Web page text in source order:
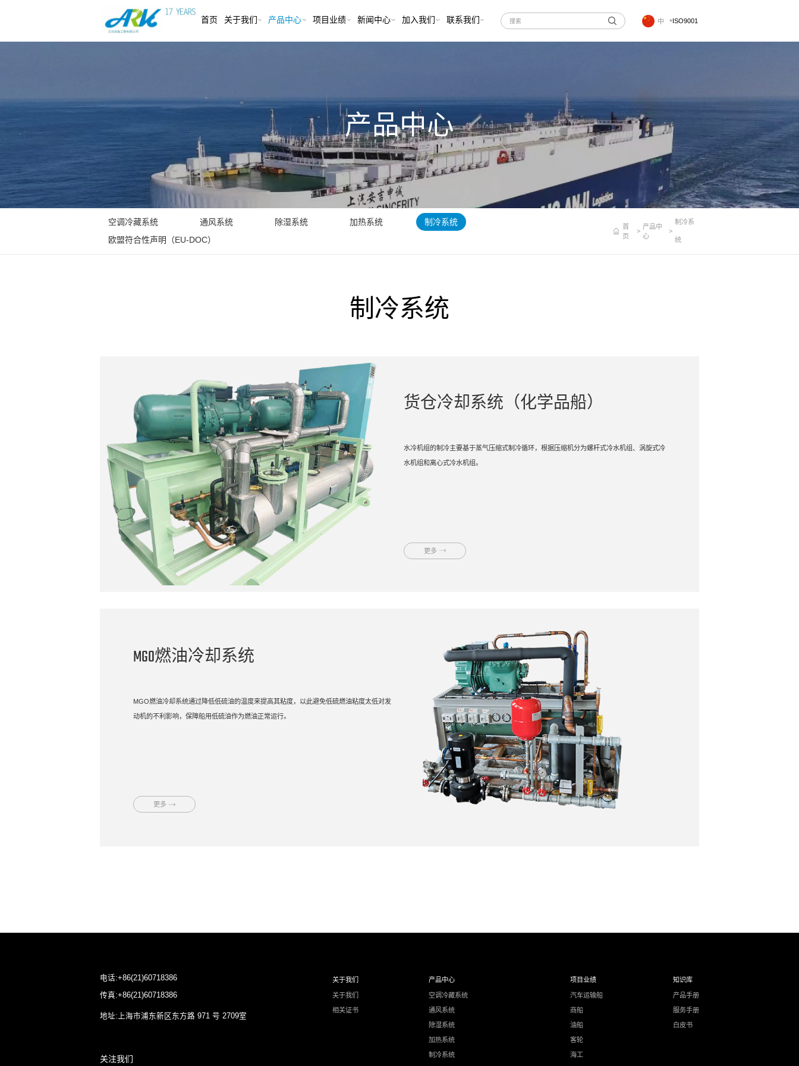
首页 关于我们 产品中心
制冷系统
欧盟符合性声明（EU-DOC）
项目业绩
客轮
科考船
新闻中心 加入我们 联系我们 中 ISO9001
产品中心
空调冷藏系统 通风系统 除湿系统 加热系统
制冷系统
欧盟符合性声明（EU-DOC）
首
页
产品中
心
制冷系
统
制冷系统
货仓冷却系统（化学品船）
水冷机组的制冷主要基于蒸气压缩式制冷循环，根据压缩机分为螺杆式冷水机组、涡旋式冷
水机组和离心式冷水机组。
更多
MGO燃油冷却系统
MGO燃油冷却系统通过降低低硫油的温度来提高其粘度，以此避免低硫燃油粘度太低对发
动机的不利影响，保障船用低硫油作为燃油正常运行。
更多
电话:+86(21)60718386
传真:+86(21)60718386
地址:上海市浦东新区东方路 971 号 2709室
关注我们
关于我们
关于我们
相关证书
产品中心
空调冷藏系统
通风系统
除湿系统
加热系统
制冷系统
项目业绩
汽车运输船
商船
油船
客轮
海工
知识库
产品手册
服务手册
白皮书